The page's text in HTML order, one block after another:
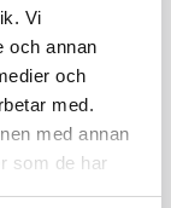
Vi
och annan
och
med.
med annan
som de har
5å